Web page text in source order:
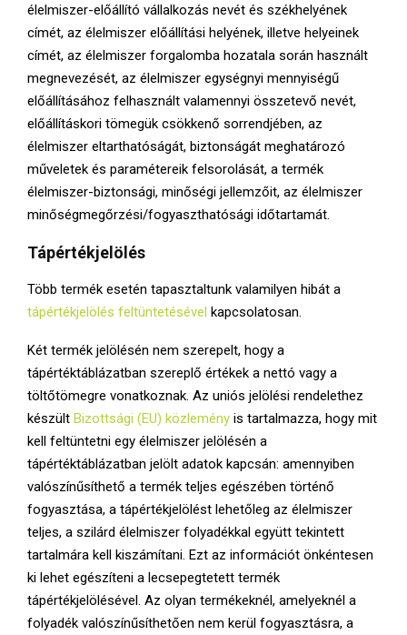
élelmiszer-előállító vállalkozás nevét és székhelyének
címét, az élelmiszer előállítási helyének, illetve helyeinek
címét, az élelmiszer forgalomba hozatala során használt
megnevezését, az élelmiszer egységnyi mennyiségű
előállításához felhasznált valamennyi összetevő nevét,
előállításkori tömegük csökkenő sorrendjében, az
élelmiszer eltarthatóságát, biztonságát meghatározó
műveletek és paramétereik felsorolását, a termék
élelmiszer-biztonsági, minőségi jellemzőit, az élelmiszer
minőségmegőrzési/fogyaszthatósági időtartamát.
Tápértékjelölés
Több termék esetén tapasztaltunk valamilyen hibát a
tápértékjelölés feltüntetésével kapcsolatosan.
Két termék jelölésén nem szerepelt, hogy a
tápértéktáblázatban szereplő értékek a nettó vagy a
töltőtömegre vonatkoznak. Az uniós jelölési rendelethez
készült Bizottsági (EU) közlemény is tartalmazza, hogy mit
kell feltüntetni egy élelmiszer jelölésén a
tápértéktáblázatban jelölt adatok kapcsán: amennyiben
valószínűsíthető a termék teljes egészében történő
fogyasztása, a tápértékjelölést lehetőleg az élelmiszer
teljes, a szilárd élelmiszer folyadékkal együtt tekintett
tartalmára kell kiszámítani. Ezt az információt önkéntesen
ki lehet egészíteni a lecsepegtetett termék
tápértékjelölésével. Az olyan termékeknél, amelyeknél a
folyadék valószínűsíthetően nem kerül fogyasztásra, a